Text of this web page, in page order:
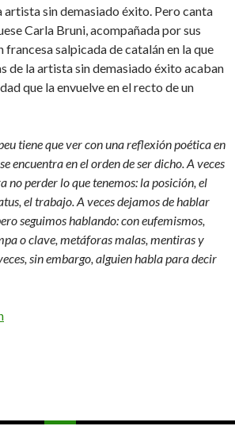
artista sin demasiado éxito. Pero canta
Carla Bruni, acompañada por sus
francesa salpicada de catalán en la que
de la artista sin demasiado éxito acaban
que la envuelve en el recto de un
tiene que ver con una reflexión poética en
encuentra en el orden de ser dicho. A veces
no perder lo que tenemos: la posición, el
el trabajo. A veces dejamos de hablar
seguimos hablando: con eufemismos,
o clave, metáforas malas, mentiras y
sin embargo, alguien habla para decir